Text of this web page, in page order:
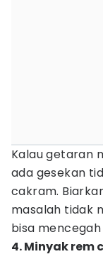
Kalau getaran
ada gesekan
cakram.
masalah tidak
bisa
4. Minyak rem